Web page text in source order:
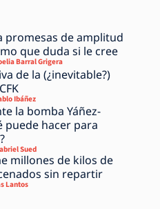
promesas de amplitud
que duda si le cree
Barral Grigera
de la (¿inevitable?)
Ibáñez
la bomba Yáñez-
puede hacer para
Sued
millones de kilos de
sin repartir
Lantos